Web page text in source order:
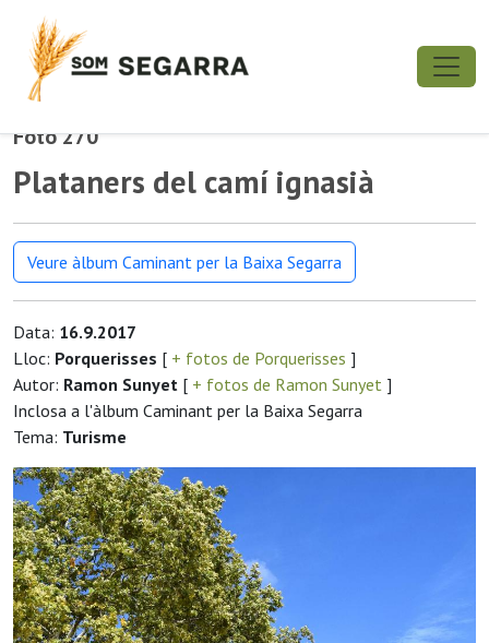
Foto 270
Plataners del camí ignasià
Veure àlbum Caminant per la Baixa Segarra
Data: 16.9.2017
Lloc: Porquerisses [ + fotos de Porquerisses ]
Autor: Ramon Sunyet [ + fotos de Ramon Sunyet ]
Inclosa a l'àlbum Caminant per la Baixa Segarra
Tema: Turisme